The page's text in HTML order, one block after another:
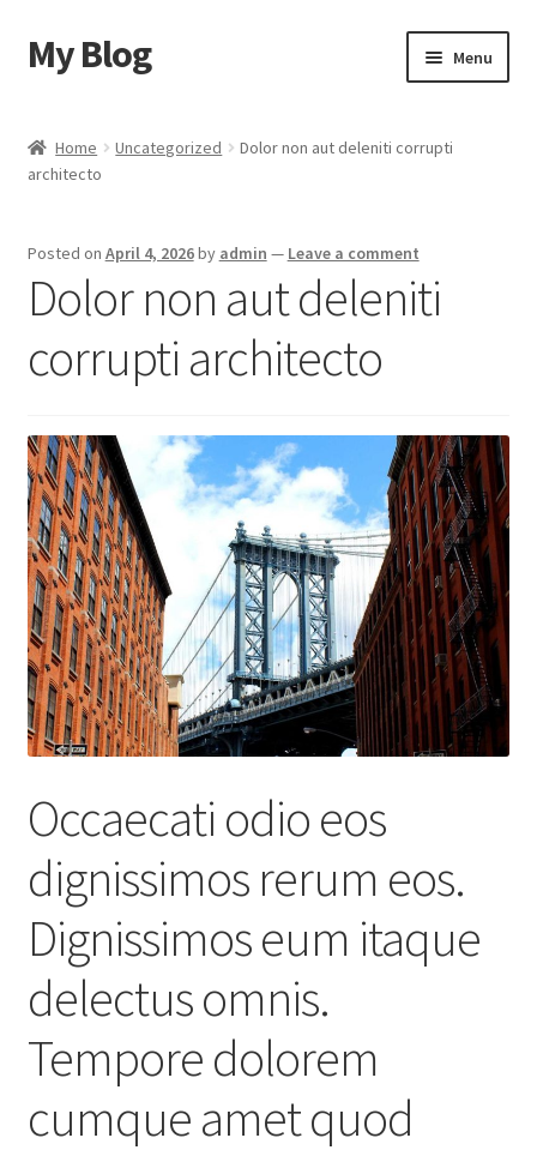
Skip
to
Skip
to
My Blog Menu
Cart
Checkout
My account
Sample Page
Shop
Home Uncategorized
Dolor non aut deleniti corrupti
architecto
Posted on April 4, 2026by admin — Leave a comment
Dolor non aut deleniti
corrupti architecto
Occaecati odio eos
dignissimos rerum eos.
Dignissimos eum itaque
delectus omnis.
Tempore dolorem
cumque amet quod